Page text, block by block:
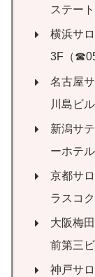
ステー
横浜サ
3F（
名古屋
川島ビ
新潟サ
ーホテ
京都サ
ラスコ
大阪梅
前第三
神戸サ